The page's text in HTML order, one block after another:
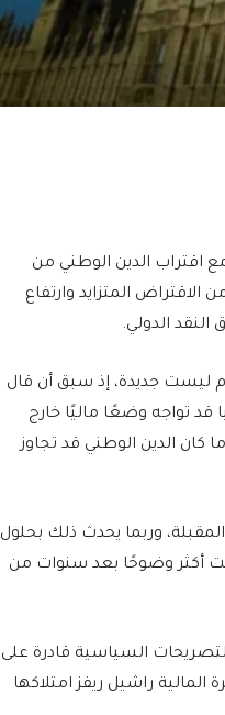
اقتراب الدين الوطني من
الاقتراض المتزايد وارتفاع
الدولي.
ليست جديدة، إذ سبق أن قال
لمكتب مسؤولية الميزانية عام 2012، إن بريطانيا قد تواجه وضعًا ماليًا خارج
كان الدين الوطني قد تجاوز
خلال الأشهر المقبلة، وربما يحدث ذلك بحلول
أكثر وضوحًا بعد سنوات من
السياسية قادرة على
المالية راشيل ريفز امتلاكها